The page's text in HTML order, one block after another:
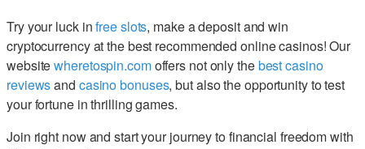
Try your luck infree slots, make a deposit and win
cryptocurrency at the best recommended online casinos! Our
websitewheretospin.comoffers not only thebest casino
reviewsand casino bonuses, but also the opportunity to test
your fortune in thrilling games.
Join right now and start your journey to financial freedom with